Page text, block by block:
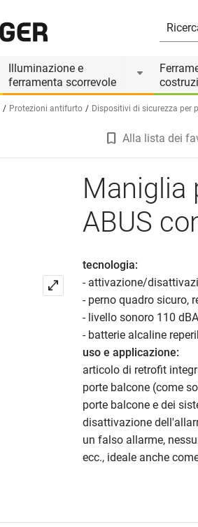
Illuminazione e
ferramenta scorrevole
Protezioni antifurto Dispositivi di sicurezza per
Accessori adatti
Alla lista dei
Maniglia
ABUS
tecnologia:
- attivazione/
- perno quadro sicuro,
- livello sonoro 110
- batterie alcaline
uso e applicazione:
articolo di retrofit
porte balcone (come
porte balcone e dei
disattivazione
un falso allarme,
ecc., ideale anche